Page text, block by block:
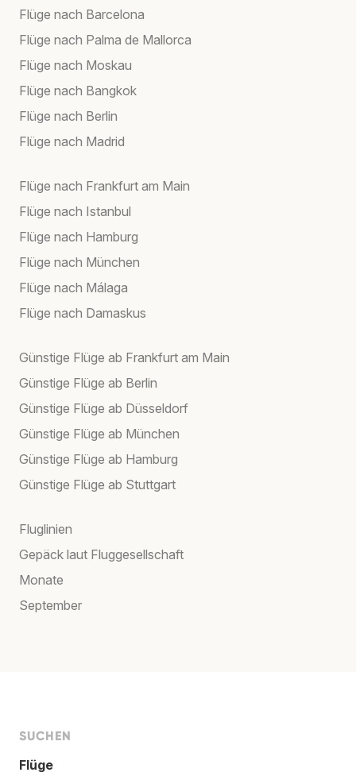
Flüge nach Barcelona
Flüge nach Palma de Mallorca
Flüge nach Moskau
Flüge nach Bangkok
Flüge nach Berlin
Flüge nach Madrid
Flüge nach Frankfurt am Main
Flüge nach Istanbul
Flüge nach Hamburg
Flüge nach München
Flüge nach Málaga
Flüge nach Damaskus
Günstige Flüge ab Frankfurt am Main
Günstige Flüge ab Berlin
Günstige Flüge ab Düsseldorf
Günstige Flüge ab München
Günstige Flüge ab Hamburg
Günstige Flüge ab Stuttgart
Fluglinien
Gepäck laut Fluggesellschaft
Monate
September
SUCHEN
Flüge